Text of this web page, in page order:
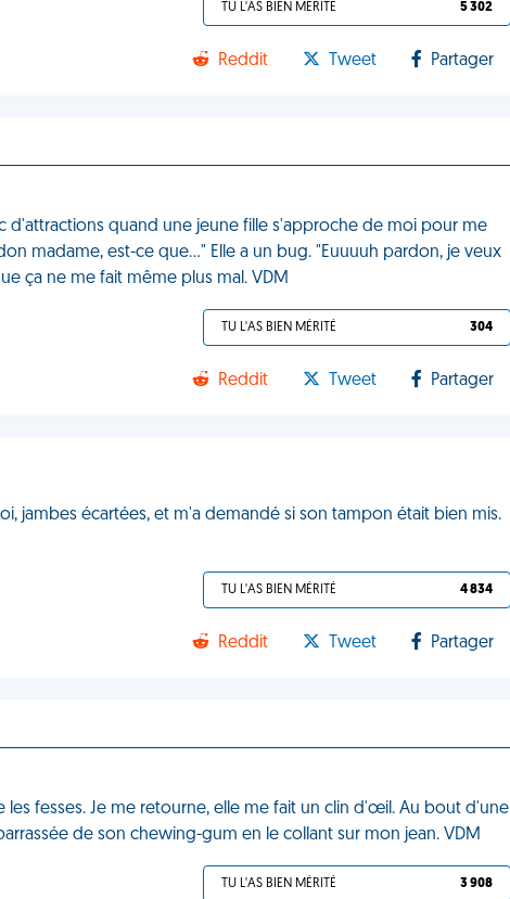
TU L'AS BIEN MÉRITÉ 5 302
Reddit Tweet Partager
d'attractions quand une jeune fille s'approche de moi pour me
madame, est-ce que…" Elle a un bug. "Euuuuh pardon, je veux
ça ne me fait même plus mal. VDM
TU L'AS BIEN MÉRITÉ 304
Reddit Tweet Partager
jambes écartées, et m'a demandé si son tampon était bien mis.
TU L'AS BIEN MÉRITÉ 4 834
Reddit Tweet Partager
les fesses. Je me retourne, elle me fait un clin d'œil. Au bout d'une
de son chewing-gum en le collant sur mon jean. VDM
TU L'AS BIEN MÉRITÉ 3 908